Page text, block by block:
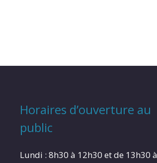
Horaires d’ouverture au
public
Lundi : 8h30 à 12h30 et de 13h30 à